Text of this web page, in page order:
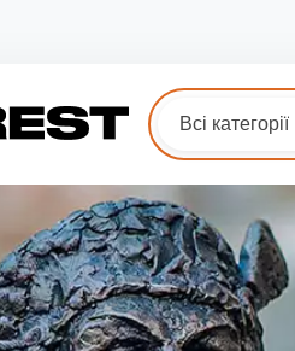
Всі категорії